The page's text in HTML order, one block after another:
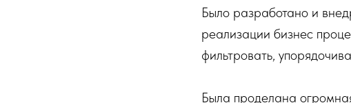
Было разработано и
реализации бизнес
фильтровать,
Была проделана